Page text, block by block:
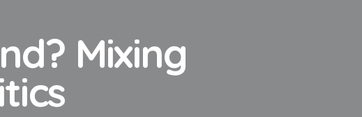
Mixing